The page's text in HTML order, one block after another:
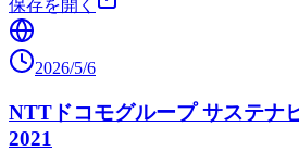
保存を開く
2026/5/6
NTTドコモグループ サステナ
2021